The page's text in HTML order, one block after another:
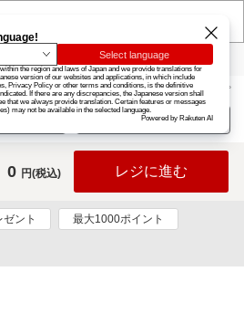
楽天グループ カード
お知らせ ヘルプ
ログイン
0 円(税込) レジに進む
ント 最大1000ポイント